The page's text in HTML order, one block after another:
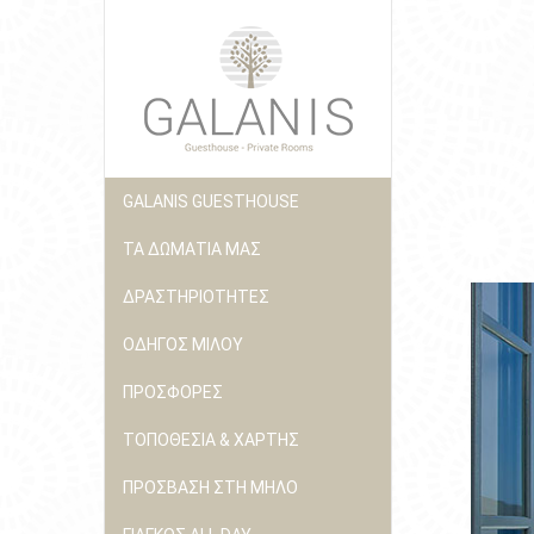
GALANIS GUESTHOUSE
ΤΑ ΔΩΜΑΤΙΑ ΜΑΣ
ΔΡΑΣΤΗΡΙΟΤΗΤΕΣ
ΟΔΗΓΟΣ ΜΙΛΟΥ
ΠΡΟΣΦΟΡΕΣ
ΤΟΠΟΘΕΣΙΑ & ΧΑΡΤΗΣ
ΠΡΟΣΒΑΣΗ ΣΤΗ ΜΗΛΟ